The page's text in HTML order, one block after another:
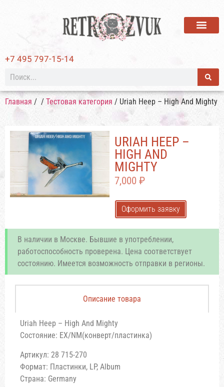
+7 495 797-15-14
Главная / / Тестовая категория / Uriah Heep – High And Mighty
URIAH HEEP –
HIGH AND
MIGHTY
7,000 ₽
Оформить заявку
В наличии в Москве. Бывшие в употреблении,
работоспособность проверена. Цена соответствует
состоянию. Имеется возможность отправки в регионы.
Описание товара
Uriah Heep – High And Mighty
Состояние: EX/NM(конверт/пластинка)
Артикул: 28 715-270
Формат: Пластинки, LP, Album
Страна: Germany